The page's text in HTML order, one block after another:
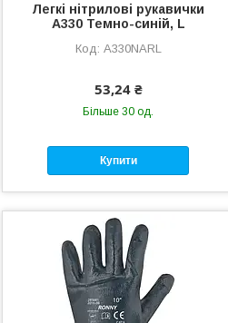
Легкі нітрилові рукавички
A330 Темно-синій, L
A330NARL
53,24 ₴
Більше 30 од.
Купити